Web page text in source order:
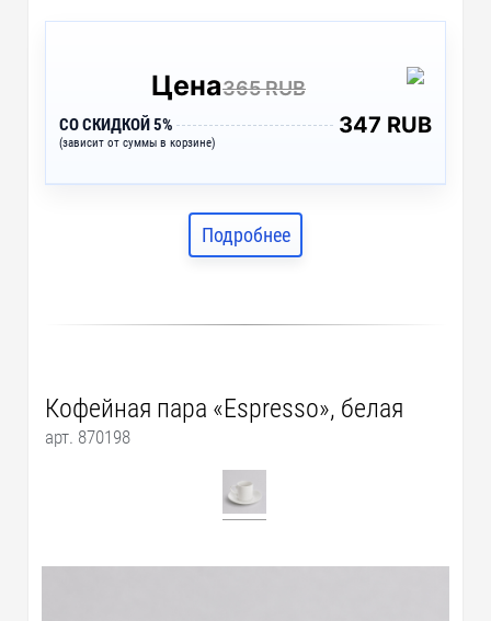
Цена365 RUB
СО СКИДКОЙ 5%
(зависит от суммы в корзине)
347 RUB
Подробнее
Кофейная пара «Espresso», белая
арт. 870198